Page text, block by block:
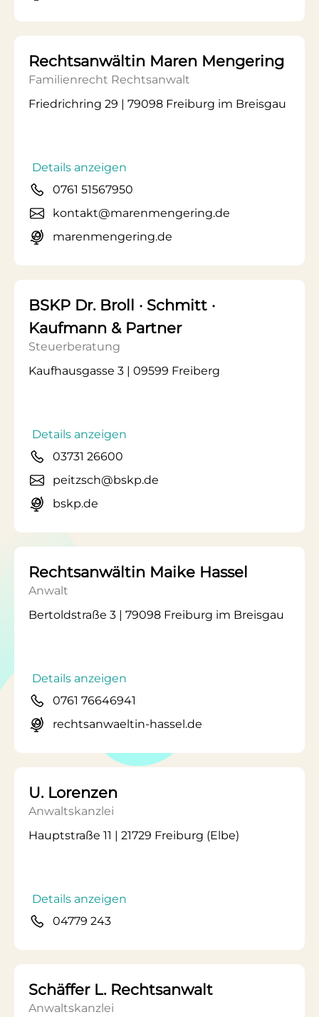
Rechtsanwältin Maren Mengering
Familienrecht Rechtsanwalt
Friedrichring 29 | 79098 Freiburg im Breisgau
Details anzeigen
0761 51567950
kontakt@marenmengering.de
marenmengering.de
BSKP Dr. Broll · Schmitt ·
Kaufmann & Partner
Steuerberatung
Kaufhausgasse 3 | 09599 Freiberg
Details anzeigen
03731 26600
peitzsch@bskp.de
bskp.de
Rechtsanwältin Maike Hassel
Anwalt
Bertoldstraße 3 | 79098 Freiburg im Breisgau
Details anzeigen
0761 76646941
rechtsanwaeltin-hassel.de
U. Lorenzen
Anwaltskanzlei
Hauptstraße 11 | 21729 Freiburg (Elbe)
Details anzeigen
04779 243
Schäffer L. Rechtsanwalt
Anwaltskanzlei